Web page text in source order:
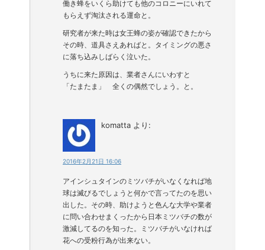
働き蜂をいくら助けても他のコロニーにいれて
もらえず淘汰される運命と。
研究者が来た時は女王蜂の姿が確認できたから
その時、道具さえあればと。タイミングの悪さ
に落ち込みしばらく泣いた。
うちに来た原因は、業者さんにいわすと
「たまたま」 全くの偶然でしょう。と。
komatta より:
2016年2月21日 16:06
アインシュタインのミツバチがいなくなれば地
球は滅びるでしょうと何かで言ってたのを思い
出した。その時、助けようと色んな大学や業者
に問い合わせまくったから日本ミツバチの数が
激減してるのを知った。ミツバチがいなければ
花への受粉行為が出来ない。